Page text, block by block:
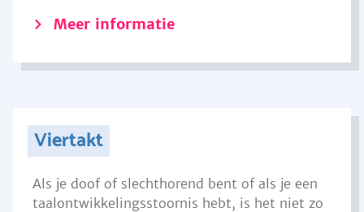
Meer informatie
Viertakt
Als je doof of slechthorend bent of als je een
taalontwikkelingsstoornis hebt, is het niet zo